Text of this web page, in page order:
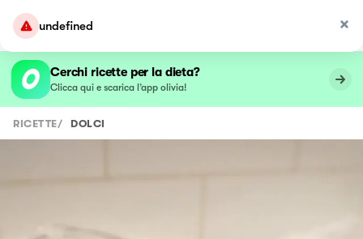
undefined
Cerchi ricette per la dieta?
Clicca qui e scarica l’app olivia!
RICETTE/ DOLCI